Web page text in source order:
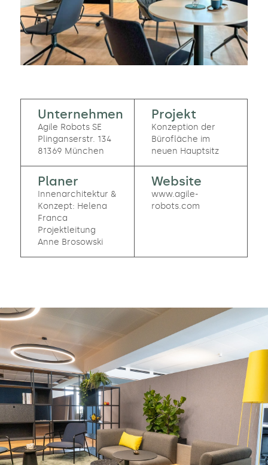
Unternehmen
Agile Robots SE
Plinganserstr. 134
81369 München
Projekt
Konzeption der
Bürofläche im
neuen Hauptsitz
Planer
Innenarchitektur &
Konzept: Helena
Franca
Projektleitung
Anne Brosowski
Website
www.agile-
robots.com